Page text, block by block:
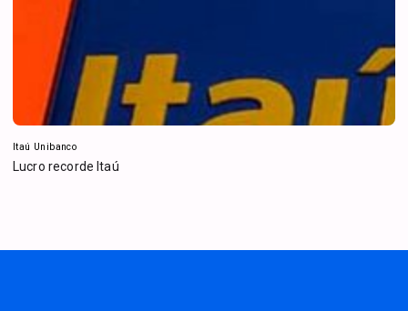
Itaú Unibanco
Lucro recorde Itaú